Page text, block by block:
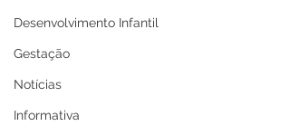
Desenvolvimento Infantil
Gestação
Notícias
Informativa